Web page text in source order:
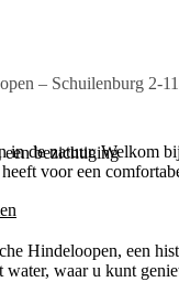
een bezichtiging
– Schuilenburg 2-
de natuur. Welkom
voor een
Hindeloopen, een
waar u kunt